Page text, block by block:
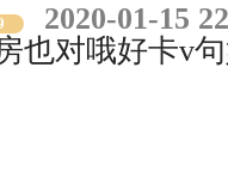
2020-01-15
也对哦好卡v